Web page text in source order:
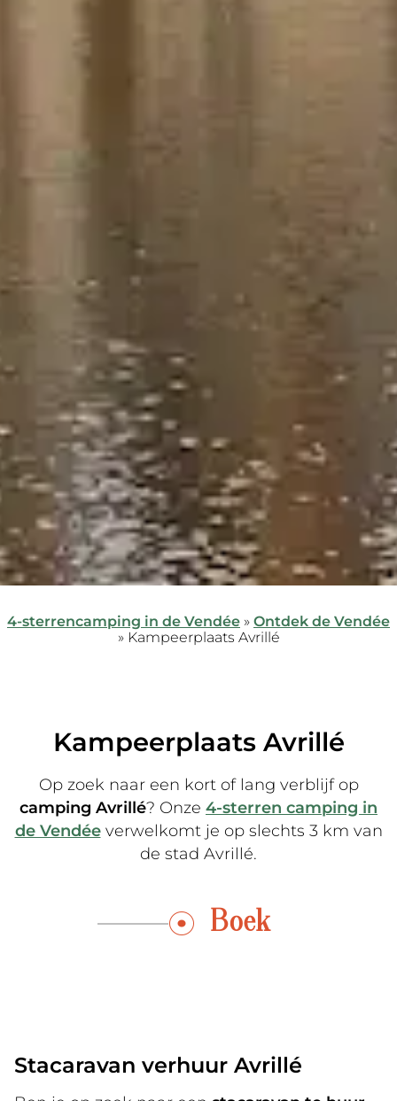
4-sterrencamping in de Vendée » Ontdek de Vendée
» Kampeerplaats Avrillé
Kampeerplaats Avrillé
Op zoek naar een kort of lang verblijf op
camping Avrillé? Onze 4-sterren camping in
de Vendéeverwelkomt je op slechts 3 km van
de stad Avrillé.
Boek
Stacaravan verhuur Avrillé